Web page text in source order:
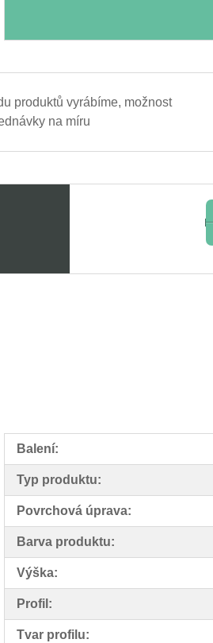
produktů vyrábíme, možnost
na míru
Balení:
Typ produktu:
Povrchová úprava:
Barva produktu:
Výška:
Profil:
Tvar profilu: